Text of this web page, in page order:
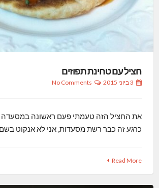
חציל עם טחינת תפוזים
3 ביוני 2015 No Comments
כרגע זה כבר רשת מסעדות, אני לא אנקוט
Read More